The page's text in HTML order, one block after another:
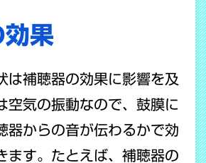
果
補聴器の効果に影響を及
空気の振動なので、鼓膜に
器からの音が伝わるかで効
ます。たとえば、補聴器の